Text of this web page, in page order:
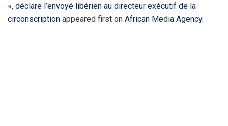
», déclare l’envoyé libérien au directeur exécutif de la
circonscription appeared first on African Media Agency.